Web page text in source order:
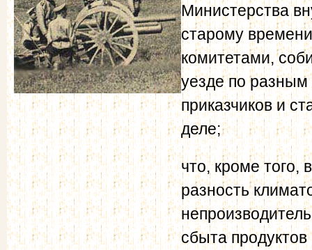
Министерства
старому
комитетами,
уезде по разным
приказчиков и
деле;
что, кроме того,
разность
сбыта